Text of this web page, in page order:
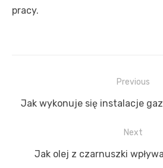
pracy.
wpisu
Previous
Previous
Jak wykonuje się instalacje
Next
Next
Jak olej z czarnuszki